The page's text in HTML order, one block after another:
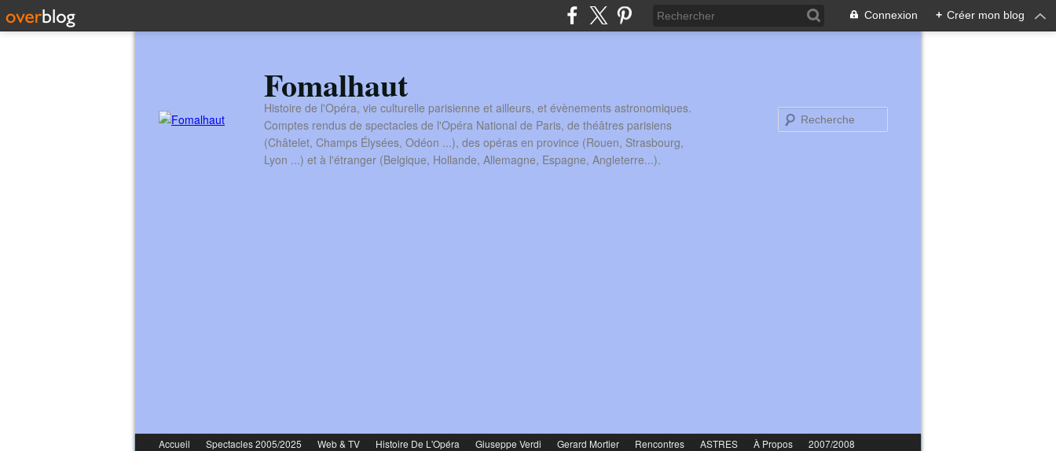
Connexion + Créer mon blog
Fomalhaut
Histoire de l'Opéra, vie culturelle parisienne et ailleurs, et évènements astronomiques.
Comptes rendus de spectacles de l'Opéra National de Paris, de théâtres parisiens
(Châtelet, Champs Élysées, Odéon ...), des opéras en province (Rouen, Strasbourg,
Lyon ...) et à l'étranger (Belgique, Hollande, Allemagne, Espagne, Angleterre...).
Accueil Spectacles 2005/2025 Web & TV Histoire De L'Opéra Giuseppe Verdi Gerard Mortier Rencontres ASTRES À Propos
2007/2008